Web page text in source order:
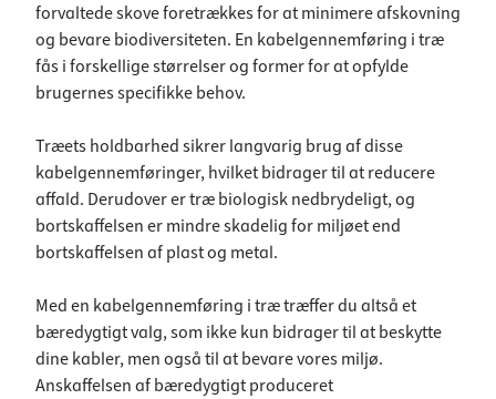
forvaltede skove foretrækkes for at minimere afskovning
og bevare biodiversiteten. En kabelgennemføring i træ
fås i forskellige størrelser og former for at opfylde
brugernes specifikke behov.
Træets holdbarhed sikrer langvarig brug af disse
kabelgennemføringer, hvilket bidrager til at reducere
affald. Derudover er træ biologisk nedbrydeligt, og
bortskaffelsen er mindre skadelig for miljøet end
bortskaffelsen af plast og metal.
Med en kabelgennemføring i træ træffer du altså et
bæredygtigt valg, som ikke kun bidrager til at beskytte
dine kabler, men også til at bevare vores miljø.
Anskaffelsen af bæredygtigt produceret